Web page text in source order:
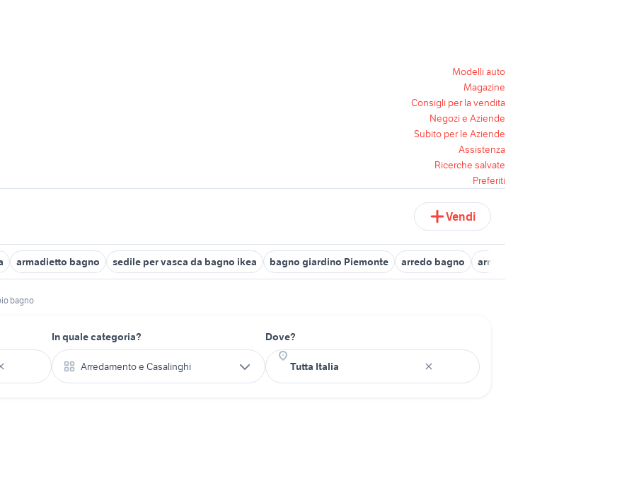
Modelli auto
Magazine
Consigli per la vendita
Negozi e Aziende
Subito per le Aziende
Assistenza
Ricerche salvate
Preferiti
Vendi
armadietto bagno sedile per vasca da bagno ikea bagno giardino Piemonte arredo bagno armadietto bagno - ikea
bagno
In quale categoria?
Arredamento e Casalinghi
Dove?